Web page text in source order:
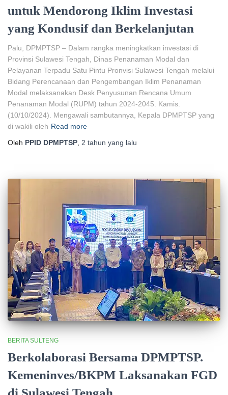
untuk Mendorong Iklim Investasi
yang Kondusif dan Berkelanjutan
Palu, DPMPTSP – Dalam rangka meningkatkan investasi di
Provinsi Sulawesi Tengah, Dinas Penanaman Modal dan
Pelayanan Terpadu Satu Pintu Pronvisi Sulawesi Tengah melalui
Bidang Perencanaan dan Pengembangan Iklim Penanaman
Modal melaksanakan Desk Penyusunan Rencana Umum
Penanaman Modal (RUPM) tahun 2024-2045. Kamis.
(10/10/2024). Mengawali sambutannya, Kepala DPMPTSP yang
di wakili oleh Read more
Oleh PPID DPMPTSP 2 tahun yang lalu
BERITA SULTENG
Berkolaborasi Bersama DPMPTSP.
Kemeninves/BKPM Laksanakan FGD